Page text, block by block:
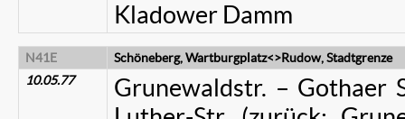
Kladower Damm
N41E
Schöneberg, Wartburgplatz<>Rudow, Stadtgrenze
10.05.77
Grunewaldstr. – Gothaer